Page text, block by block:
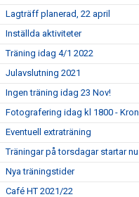
Lagträff planerad, 22 april
Inställda aktiviteter
Träning idag 4/1 2022
Julavslutning 2021
Ingen träning idag 23 Nov!
Fotografering idag kl 1800 -
Eventuell extraträning
Träningar på torsdagar startar nu
Nya träningstider
Café HT 2021/22